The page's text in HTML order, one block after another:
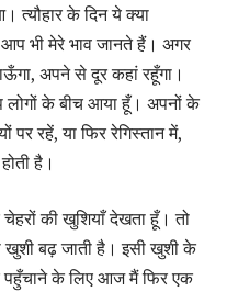
त्‍यौहार के दिन ये क्‍या
भी मेरे भाव जानते हैं। अगर
अपने से दूर कहां रहूँगा।
लोगों के बीच आया हूँ। अपनों के
पर रहें, या फिर रेगिस्‍तान में,
है।
की खुशियाँ देखता हूँ। तो
खुशी बढ़ जाती है। इसी खुशी के
के लिए आज मैं फिर एक